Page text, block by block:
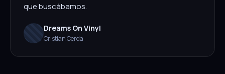
que buscábamos.
Dreams On Vinyl
Cristian Cerda